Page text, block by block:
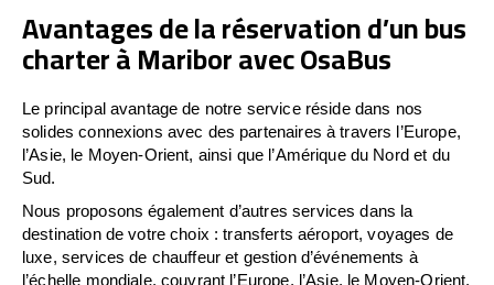
Avantages de la réservation d’un bus
charter à Maribor avec OsaBus
Le principal avantage de notre service réside dans nos
solides connexions avec des partenaires à travers l’Europe,
l’Asie, le Moyen-Orient, ainsi que l’Amérique du Nord et du
Sud.
Nous proposons également d’autres services dans la
destination de votre choix : transferts aéroport, voyages de
luxe, services de chauffeur et gestion d’événements à
l’échelle mondiale, couvrant l’Europe, l’Asie, le Moyen-Orient,